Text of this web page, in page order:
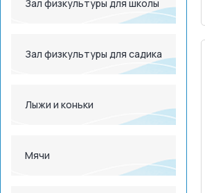
Зал физкультуры для школы
Зал физкультуры для садика
Лыжи и коньки
Мячи